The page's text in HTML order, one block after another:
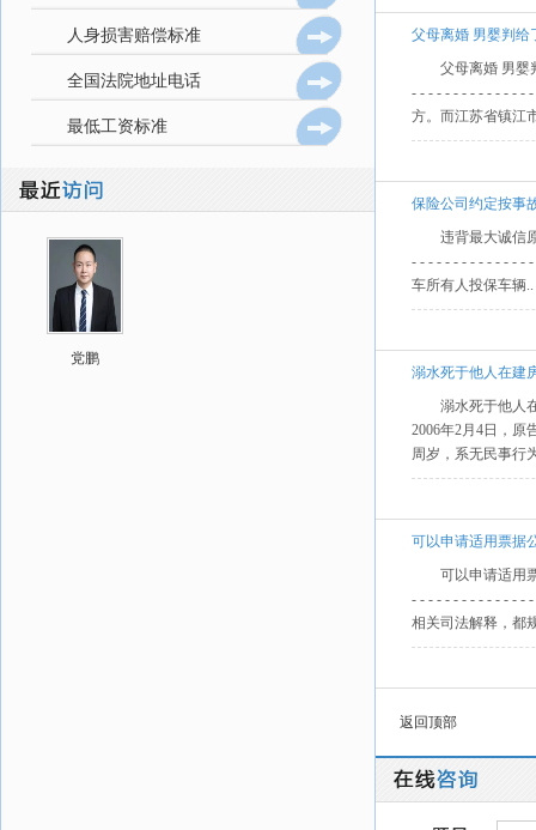
父母离婚 男婴判给
父母离婚 男婴
- - - - - - - - - - - - - -
方。而江苏省镇江
保险公司约定按事
违背最大诚信
- - - - - - - - - - - - - -
车所有人投保车辆..
溺水死于他人在建
溺水死于他人
2006年2月4日，原
周岁，系无民事行
可以申请适用票据
可以申请适用
- - - - - - - - - - - - - -
相关司法解释，都
返回顶部
人身损害赔偿标准
全国法院地址电话
最低工资标准
党鹏